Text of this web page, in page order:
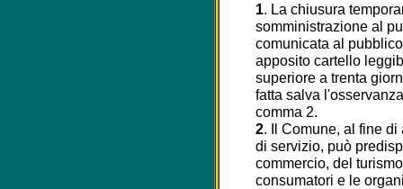
1. La chiusura
somministrazione al
comunicata al
apposito cartello
superiore a trenta
fatta salva
comma 2.
2. Il Comune, al fine
di servizio, può
commercio, del
consumatori e le